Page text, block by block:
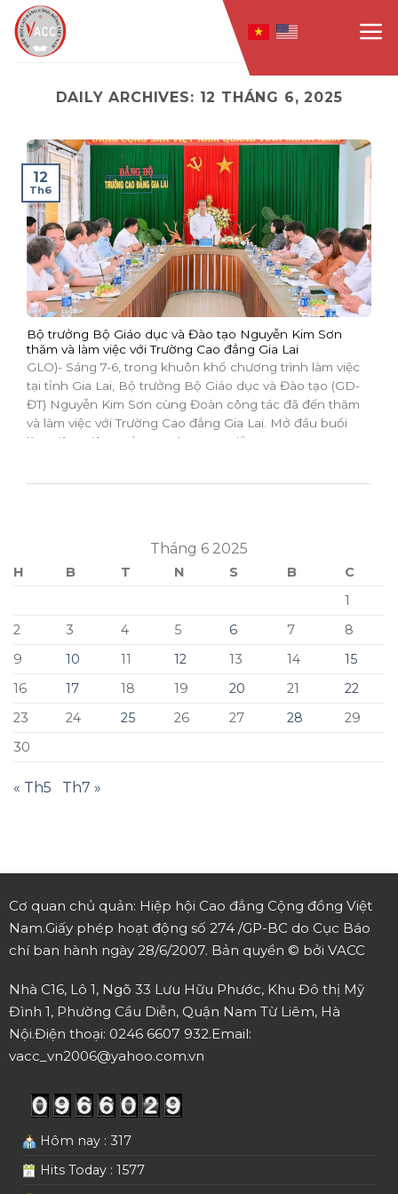
Skip
to
content
DAILY ARCHIVES: 12 THÁNG 6, 2025
Tháng 6 2025
H B T N S B
C
1
2
3 4 5 6 7
8
9
10 11 12 13 14
15
16
17 18 19 20 21
22
23
24 25 26 27 28
29
30
« Th5 Th7 »
Bộ trưởng Bộ Giáo dục và Đào tạo Nguyễn Kim Sơn
thăm và làm việc với Trường Cao đẳng Gia Lai
GLO)- Sáng 7-6, trong khuôn khổ chương trình làm việc
tại tỉnh Gia Lai, Bộ trưởng Bộ Giáo dục và Đào tạo (GD-
ĐT) Nguyễn Kim Sơn cùng Đoàn công tác đã đến thăm
và làm việc với Trường Cao đẳng Gia Lai. Mở đầu buổi
làm việc, Hiệu trưởng Trường Cao đẳng...
12
Th6
Cơ quan chủ quản: Hiệp hội Cao đẳng Cộng đồng Việt
Nam.Giấy phép hoạt động số 274 /GP-BC do Cục Báo
chí ban hành ngày 28/6/2007. Bản quyền © bởi VACC
Nhà C16, Lô 1, Ngõ 33 Lưu Hữu Phước, Khu Đô thị Mỹ
Đình 1, Phường Cầu Diễn, Quận Nam Từ Liêm, Hà
Nội.Điện thoại: 0246 6607 932.Email:
vacc_vn2006@yahoo.com.vn
Hôm nay : 317
Hits Today : 1577